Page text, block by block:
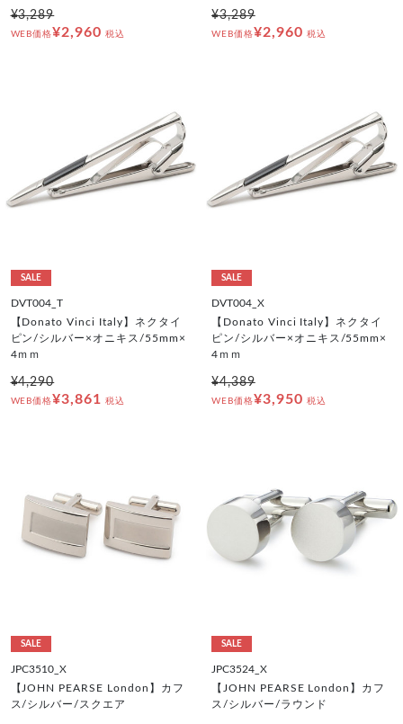
¥3,289
WEB価格¥2,960 税込
¥3,289
WEB価格¥2,960 税込
SALE
DVT004_T
【Donato Vinci Italy】ネクタイ
ピン/シルバー×オニキス/55mm×
4ｍｍ
¥4,290
WEB価格¥3,861 税込
SALE
DVT004_X
【Donato Vinci Italy】ネクタイ
ピン/シルバー×オニキス/55mm×
4ｍｍ
¥4,389
WEB価格¥3,950 税込
SALE
JPC3510_X
【JOHN PEARSE London】カフ
ス/シルバー/スクエア
SALE
JPC3524_X
【JOHN PEARSE London】カフ
ス/シルバー/ラウンド